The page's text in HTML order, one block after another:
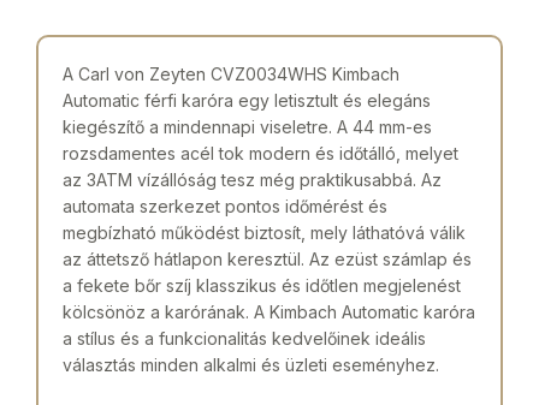
A Carl von Zeyten CVZ0034WHS Kimbach
Automatic férfi karóra egy letisztult és elegáns
kiegészítő a mindennapi viseletre. A 44 mm-es
rozsdamentes acél tok modern és időtálló, melyet
az 3ATM vízállóság tesz még praktikusabbá. Az
automata szerkezet pontos időmérést és
megbízható működést biztosít, mely láthatóvá válik
az áttetsző hátlapon keresztül. Az ezüst számlap és
a fekete bőr szíj klasszikus és időtlen megjelenést
kölcsönöz a karórának. A Kimbach Automatic karóra
a stílus és a funkcionalitás kedvelőinek ideális
választás minden alkalmi és üzleti eseményhez.